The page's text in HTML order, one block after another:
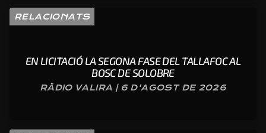
RELACIONATS
EN LICITACIÓ LA SEGONA FASE DEL TALLAFOC AL
BOSC DE SOLOBRE
RÀDIO VALIRA | 6 D'AGOST DE 2026